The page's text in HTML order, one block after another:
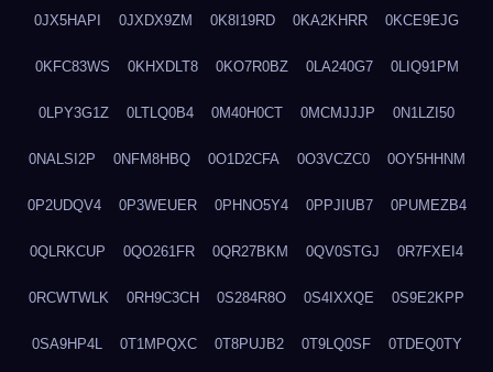
0JX5HAPI 0JXDX9ZM 0K8I19RD 0KA2KHRR 0KCE9EJG
0KFC83WS 0KHXDLT8 0KO7R0BZ 0LA240G7 0LIQ91PM
0LPY3G1Z 0LTLQ0B4 0M40H0CT 0MCMJJJP 0N1LZI50
0NALSI2P 0NFM8HBQ 0O1D2CFA 0O3VCZC0 0OY5HHNM
0P2UDQV4 0P3WEUER 0PHNO5Y4 0PPJIUB7 0PUMEZB4
0QLRKCUP 0QO261FR 0QR27BKM 0QV0STGJ 0R7FXEI4
0RCWTWLK 0RH9C3CH 0S284R8O 0S4IXXQE 0S9E2KPP
0SA9HP4L 0T1MPQXC 0T8PUJB2 0T9LQ0SF 0TDEQ0TY